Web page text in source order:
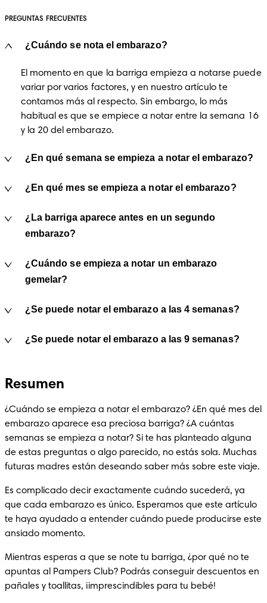
PREGUNTAS FRECUENTES
¿Cuándo se nota el embarazo?
El momento en que la barriga empieza a notarse puede
variar por varios factores, y en nuestro artículo te
contamos más al respecto. Sin embargo, lo más
habitual es que se empiece a notar entre la semana 16
y la 20 del embarazo.
¿En qué semana se empieza a notar el embarazo?
¿En qué mes se empieza a notar el embarazo?
¿La barriga aparece antes en un segundo
embarazo?
¿Cuándo se empieza a notar un embarazo
gemelar?
¿Se puede notar el embarazo a las 4 semanas?
¿Se puede notar el embarazo a las 9 semanas?
Resumen
¿Cuándo se empieza a notar el embarazo? ¿En qué mes del
embarazo aparece esa preciosa barriga? ¿A cuántas
semanas se empieza a notar? Si te has planteado alguna
de estas preguntas o algo parecido, no estás sola. Muchas
futuras madres están deseando saber más sobre este viaje.
Es complicado decir exactamente cuándo sucederá, ya
que cada embarazo es único. Esperamos que este artículo
te haya ayudado a entender cuándo puede producirse este
ansiado momento.
Mientras esperas a que se note tu barriga, ¿por qué no te
apuntas al Pampers Club? Podrás conseguir descuentos en
pañales y toallitas, ¡imprescindibles para tu bebé!